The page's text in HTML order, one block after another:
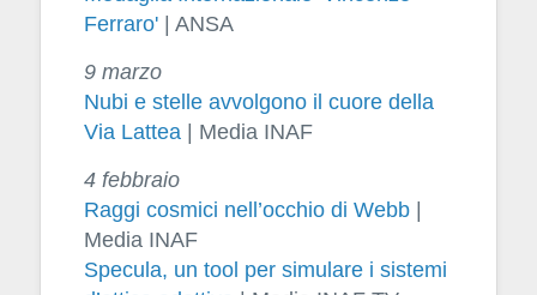
Ferraro'| ANSA
9 marzo
Nubi e stelle avvolgono il cuore della
Via Lattea| Media INAF
4 febbraio
Raggi cosmici nell’occhio di Webb|
Media INAF
Specula, un tool per simulare i sistemi